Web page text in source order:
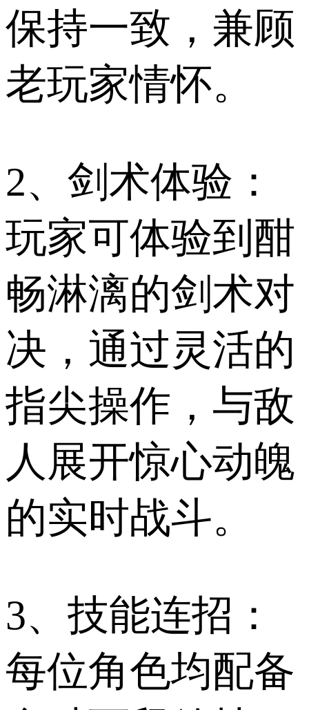
保持一致，兼顾
老玩家情怀。
2、剑术体验：
玩家可体验到酣
畅淋漓的剑术对
决，通过灵活的
指尖操作，与敌
人展开惊心动魄
的实时战斗。
3、技能连招：
每位角色均配备